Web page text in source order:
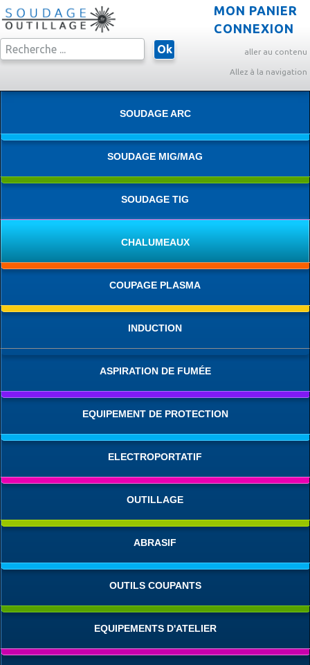
aller au contenu
Allez à la navigation
CONNEXION
MON PANIER
Ok
SOUDAGE ARC
SOUDAGE MIG/MAG
SOUDAGE TIG
CHALUMEAUX
COUPAGE PLASMA
INDUCTION
ASPIRATION DE FUMÉE
EQUIPEMENT DE PROTECTION
ELECTROPORTATIF
OUTILLAGE
ABRASIF
OUTILS COUPANTS
EQUIPEMENTS D'ATELIER